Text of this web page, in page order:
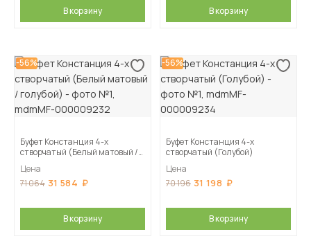
В корзину В корзину
-56%
Буфет Констанция 4-х
створчатый (Белый матовый /
Цена
71 064 31 584
В корзину
-56%
Буфет Констанция 4-х
створчатый (Голубой)
Цена
70 196 31 198
В корзину